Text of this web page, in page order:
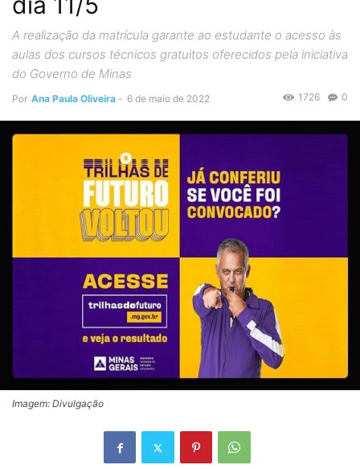
A realização da matrícula garante ao estudante o acesso às
aulas dos cursos técnicos gratuitos oferecidos pela iniciativa
do Governo de Minas
Por Ana Paula Oliveira - 6 de maio de 2022 0
1726
Imagem: Divulgação